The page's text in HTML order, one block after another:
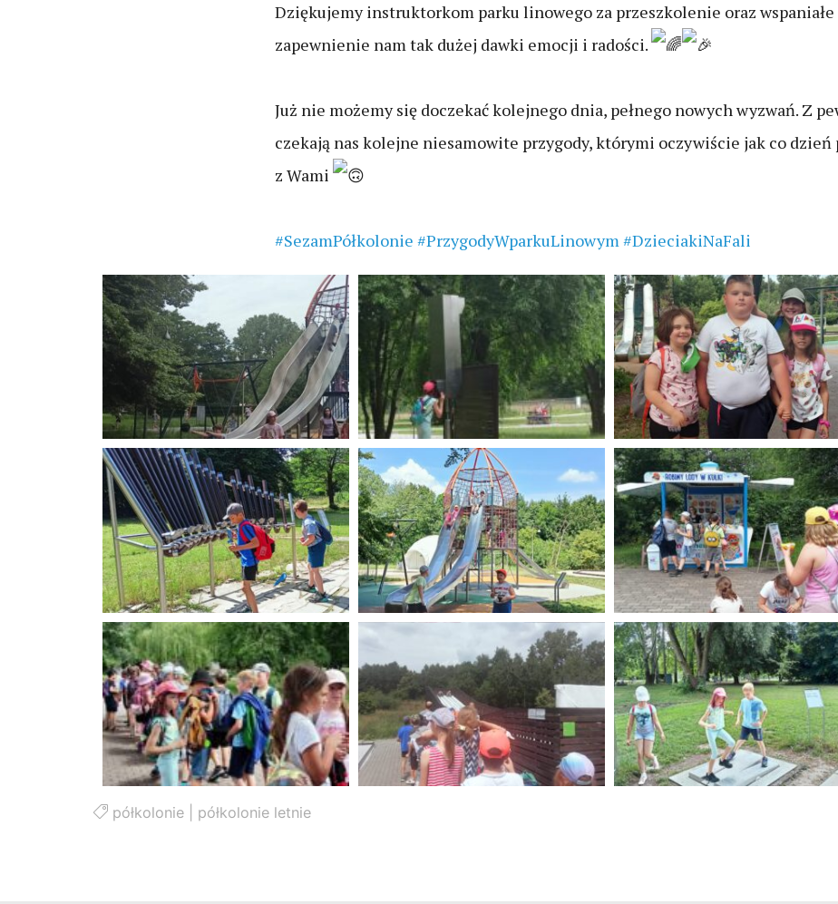
Dziękujemy instruktorkom parku linowego za przeszkolenie oraz
zapewnienie nam tak dużej dawki emocji i radości.
Już nie możemy się doczekać kolejnego dnia, pełnego nowych wyzwań. Z
czekają nas kolejne niesamowite przygody, którymi oczywiście jak co
z Wami
#SezamPółkolonie #PrzygodyWparkuLinowym#DzieciakiNaFali
półkolonie półkolonie letnie